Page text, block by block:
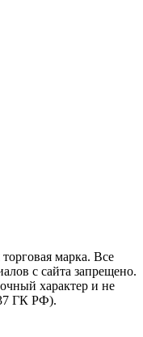
марка. Все
с сайта запрещено.
характер и не
ГК РФ).